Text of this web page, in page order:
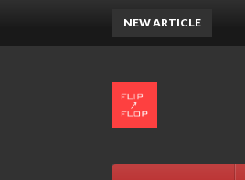
NEW ARTICLE